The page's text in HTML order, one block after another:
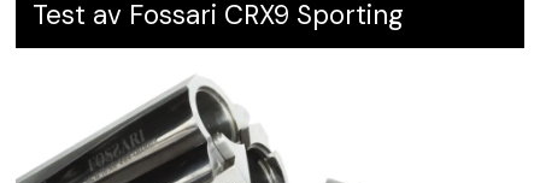
Test av Fossari CRX9 Sporting